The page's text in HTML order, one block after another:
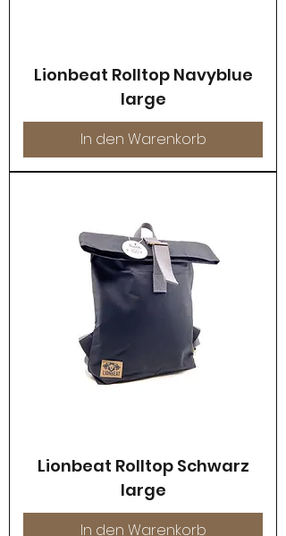
Lionbeat Rolltop Navyblue
large
In den Warenkorb
Lionbeat Rolltop Schwarz
large
In den Warenkorb